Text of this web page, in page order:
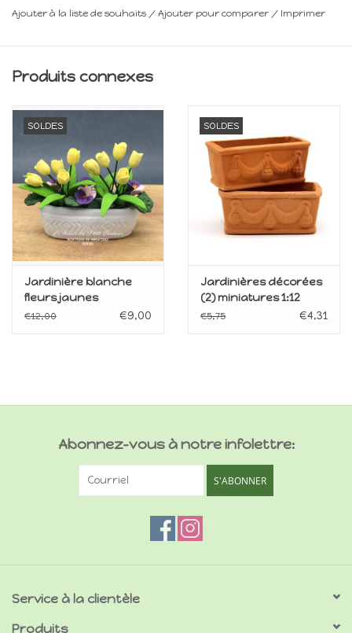
Ajouter à la liste de souhaits / Ajouter pour comparer / Imprimer
Produits connexes
SOLDES
Jardinière blanche
fleurs jaunes
miniature 1:12
€12,00 €9,00
SOLDES
Jardinières décorées
(2) miniatures 1:12
€5,75 €4,31
Abonnez-vous à notre infolettre:
S'ABONNER
Service à la clientèle
Produits